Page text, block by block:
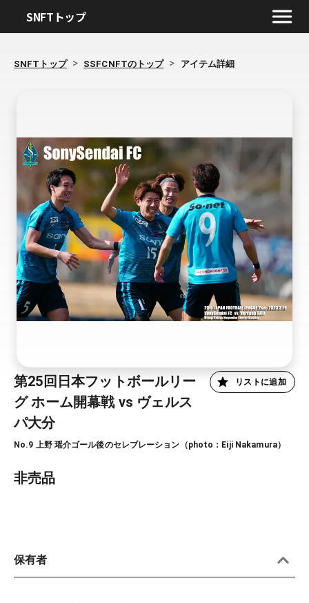
SNFTトップ
SNFTトップ > SSFCNFTのトップ > アイテム詳細
第25回日本フットボールリー
グ ホーム開幕戦 vs ヴェルス
パ大分
リストに追加
No.9 上野 瑶介ゴール後のセレブレーション（photo：Eiji Nakamura）
非売品
保有者